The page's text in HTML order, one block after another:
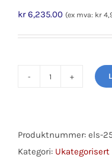
kr6,235.00 (ex mva: kr
Produktnummer: els-
Kategori: Ukategorisert